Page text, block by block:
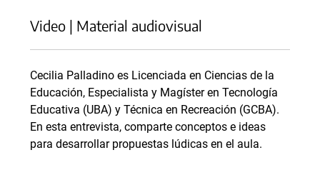
Video | Material audiovisual
Cecilia Palladino es Licenciada en Ciencias de la
Educación, Especialista y Magíster en Tecnología
Educativa (UBA) y Técnica en Recreación (GCBA).
En esta entrevista, comparte conceptos e ideas
para desarrollar propuestas lúdicas en el aula.